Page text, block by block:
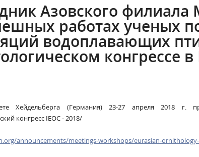
Азовского
работах ученых
водоплавающих
конгрессе
Хейдельберга (Германия) 23-27 апреля 2018 г.
конгресс IEOC - 2018/
announcements/meetings-workshops/eurasian-